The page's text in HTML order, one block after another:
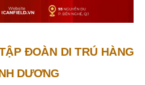
ĐOÀN DI TRÚ HÀNG
DƯƠNG